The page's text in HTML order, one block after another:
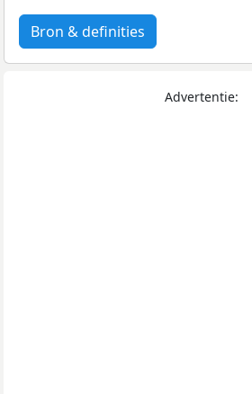
Bron & definities
Advertentie: